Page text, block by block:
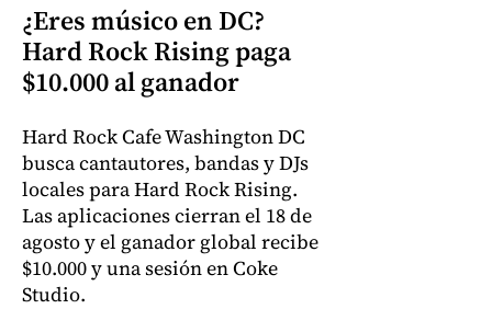
¿Eres músico en DC?
Hard Rock Rising paga
$10.000 al ganador
Hard Rock Cafe Washington DC
busca cantautores, bandas y DJs
locales para Hard Rock Rising.
Las aplicaciones cierran el 18 de
agosto y el ganador global recibe
$10.000 y una sesión en Coke
Studio.